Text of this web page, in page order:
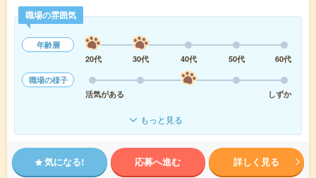
職場の雰囲気
年齢層
20代
30代 40代 50代
60代
職場の様子
活気がある
しずか
もっと見る
気になる! 応募へ進む 詳しく見る